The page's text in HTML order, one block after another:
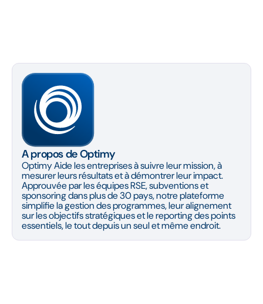
A propos de Optimy
Optimy Aide les entreprises à suivre leur mission, à
mesurer leurs résultats et à démontrer leur impact.
Approuvée par les équipes RSE, subventions et
sponsoring dans plus de 30 pays, notre plateforme
simplifie la gestion des programmes, leur alignement
sur les objectifs stratégiques et le reporting des points
essentiels, le tout depuis un seul et même endroit.